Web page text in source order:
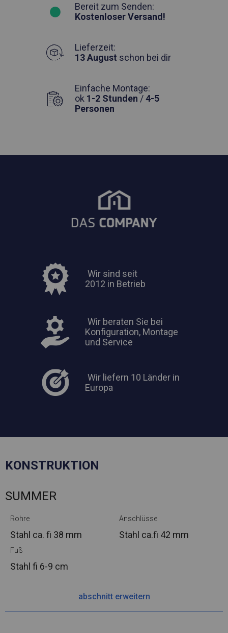
Bereit zum Senden:
Kostenloser Versand!
Lieferzeit:
13 August schon bei dir
Einfache Montage:
ok 1-2 Stunden /4-5
Personen
Wir sind seit
2012 in Betrieb
Wir beraten Sie bei
Konfiguration, Montage
und Service
Wir liefern 10 Länder in
Europa
KONSTRUKTION
SUMMER
Rohre
Stahl ca. fi 38 mm
Anschlüsse
Stahl ca.fi 42 mm
Fuß
Stahl fi 6-9 cm
abschnitt erweitern